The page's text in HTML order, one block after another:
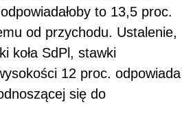
to 13,5 proc.
od przychodu. Ustalenie,
koła SdPl, stawki
12 proc. odpowiada
się do